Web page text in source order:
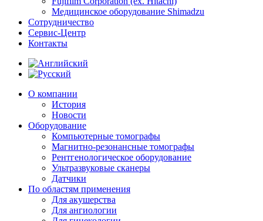
Медицинское оборудование Shimadzu
Сотрудничество
Сервис-Центр
Контакты
О компании
История
Новости
Оборудование
Компьютерные томографы
Магнитно-резонансные томографы
Рентгенологическое оборудование
Ультразвуковые сканеры
Датчики
По областям применения
Для акушерства
Для ангиологии